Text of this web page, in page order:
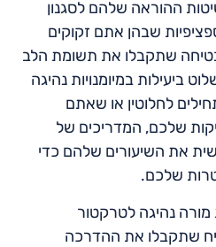
ההוראה שלהם לסגנון
שבהן אתם זקוקים
שתקבלו את תשומת הלב
ביעילות במיומנויות נהיגה
לחלוטין או שאתם
שלכם, המדריכים של
את השיעורים שלהם כדי
שלכם.
מורה נהיגה לטרקטור
שתקבלו את ההדרכה